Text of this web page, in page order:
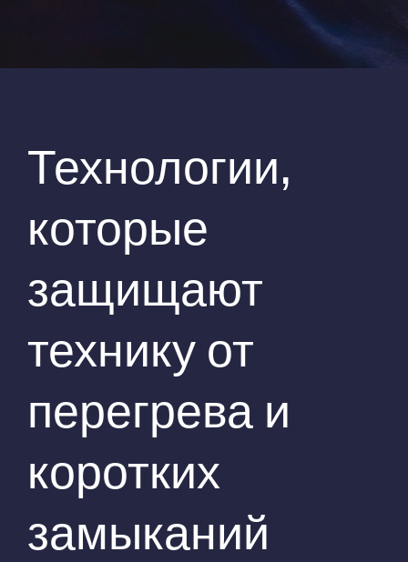
Технологии,
которые
защищают
технику от
перегрева и
коротких
замыканий